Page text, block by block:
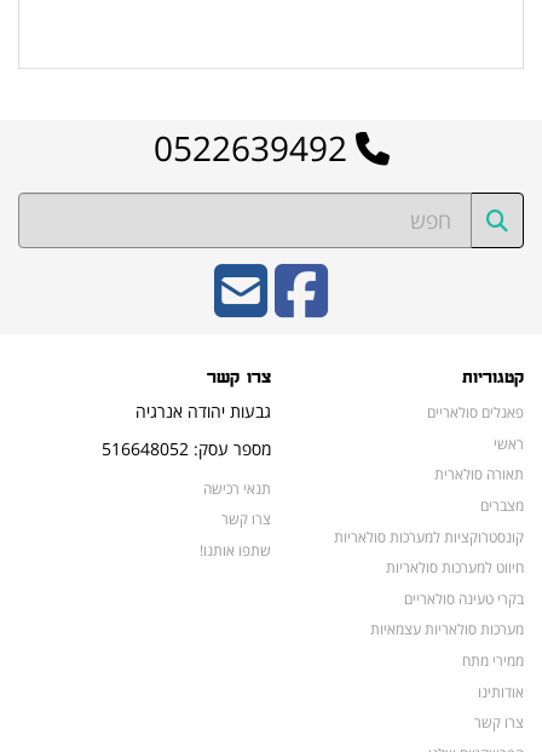
קטגוריות
פאנלים סולאריים
ראשי
תאורה סולארית
מצברים
קונסטרוקציות למערכות סולאריות
חיווט למערכות סולאריות
בקרי טעינה סולאריים
מערכות סולאריות עצמאיות
ממירי מתח
אודותינו
צרו קשר
צרו קשר
גבעות יהודה אנרגיה
מספר עסק: 516648052
תנאי רכישה
צרו קשר
שתפו אותנו!